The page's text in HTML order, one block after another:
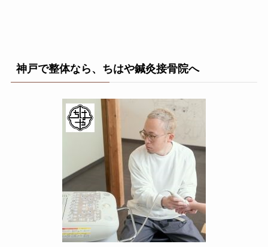
神戸で整体なら、ちはや鍼灸接骨院へ